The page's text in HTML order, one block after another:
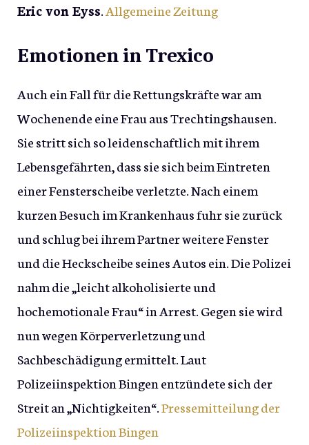
Eric von Eyss.Allgemeine Zeitung
Emotionen in Trexico
Auch ein Fall für die Rettungskräfte war am
Wochenende eine Frau aus Trechtingshausen.
Sie stritt sich so leidenschaftlich mit ihrem
Lebensgefährten, dass sie sich beim Eintreten
einer Fensterscheibe verletzte. Nach einem
kurzen Besuch im Krankenhaus fuhr sie zurück
und schlug bei ihrem Partner weitere Fenster
und die Heckscheibe seines Autos ein. Die Polizei
nahm die „leicht alkoholisierte und
hochemotionale Frau“ in Arrest. Gegen sie wird
nun wegen Körperverletzung und
Sachbeschädigung ermittelt. Laut
Polizeiinspektion Bingen entzündete sich der
Streit an „Nichtigkeiten“.Pressemitteilung der
Polizeiinspektion Bingen